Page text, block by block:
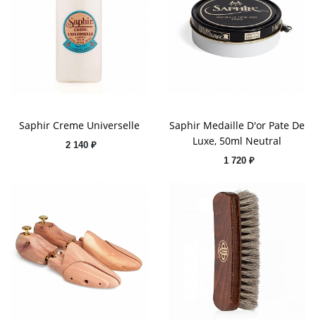
Saphir Creme Universelle
2 140 ₽
Saphir Medaille D'or Pate De
Luxe, 50ml Neutral
1 720 ₽